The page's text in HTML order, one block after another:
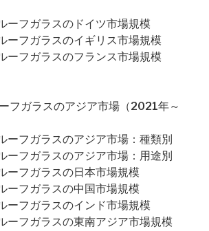
ーフガラスのドイツ市場規模
ーフガラスのイギリス市場規模
ーフガラスのフランス市場規模
フガラスのアジア市場（2021年～
ーフガラスのアジア市場：種類別
ーフガラスのアジア市場：用途別
ーフガラスの日本市場規模
ーフガラスの中国市場規模
ーフガラスのインド市場規模
ーフガラスの東南アジア市場規模